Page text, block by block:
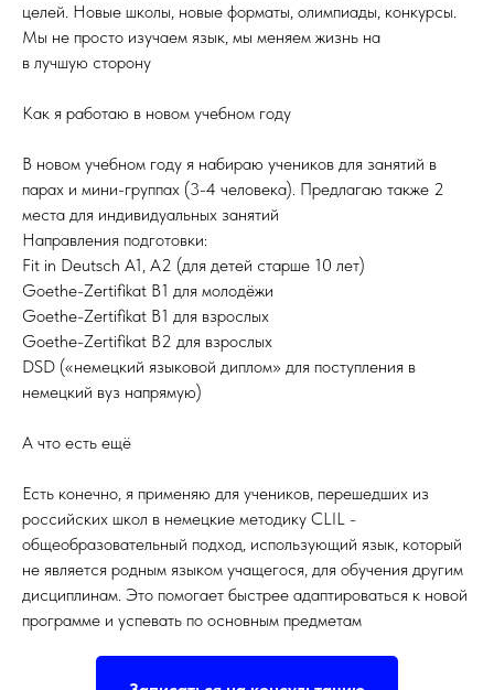
целей. Новые школы, новые форматы, олимпиады, конкурсы.
Мы не просто изучаем язык, мы меняем жизнь на
в лучшую сторону
Как я работаю в новом учебном году
В новом учебном году я набираю учеников для занятий в
парах и мини-группах (3-4 человека). Предлагаю также 2
места для индивидуальных занятий
Направления подготовки:
Fit in Deutsch A1, A2 (для детей старше 10 лет)
Goethe-Zertifikat B1 для молодёжи
Goethe-Zertifikat B1 для взрослых
Goethe-Zertifikat B2 для взрослых
DSD («немецкий языковой диплом» для поступления в
немецкий вуз напрямую)
А что есть ещё
Есть конечно, я применяю для учеников, перешедших из
российских школ в немецкие методику CLIL -
общеобразовательный подход, использующий язык, который
не является родным языком учащегося, для обучения другим
дисциплинам. Это помогает быстрее адаптироваться к новой
программе и успевать по основным предметам